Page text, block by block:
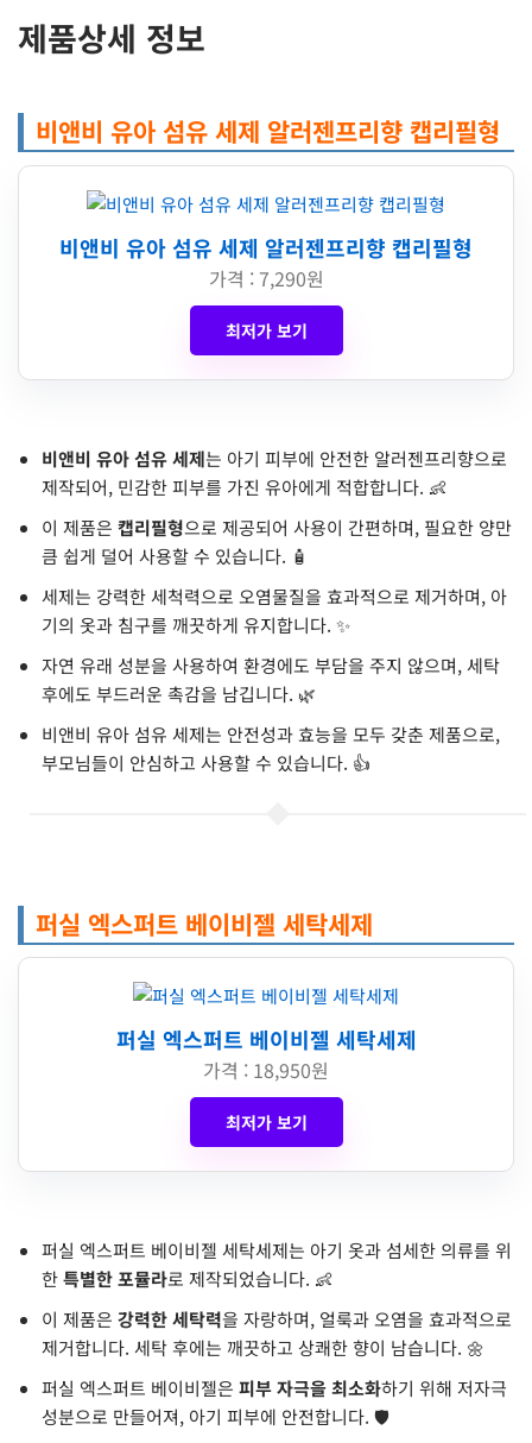
제품상세 정보
비앤비 유아 섬유 세제 알러젠프리향 캡리필형
비앤비 유아 섬유 세제 알러젠프리향 캡리필형
가격 : 7,290원
최저가 보기
비앤비 유아 섬유 세제는 아기 피부에 안전한 알러젠프리향으로
제작되어, 민감한 피부를 가진 유아에게 적합합니다. 👶
이 제품은 캡리필형으로 제공되어 사용이 간편하며, 필요한 양만
큼 쉽게 덜어 사용할 수 있습니다. 🧴
세제는 강력한 세척력으로 오염물질을 효과적으로 제거하며, 아
기의 옷과 침구를 깨끗하게 유지합니다. ✨
자연 유래 성분을 사용하여 환경에도 부담을 주지 않으며, 세탁
후에도 부드러운 촉감을 남깁니다. 🌿
비앤비 유아 섬유 세제는 안전성과 효능을 모두 갖춘 제품으로,
부모님들이 안심하고 사용할 수 있습니다. 👍
퍼실 엑스퍼트 베이비젤 세탁세제
퍼실 엑스퍼트 베이비젤 세탁세제
가격 : 18,950원
최저가 보기
퍼실 엑스퍼트 베이비젤 세탁세제는 아기 옷과 섬세한 의류를 위
한특별한 포뮬라로 제작되었습니다. 👶
이 제품은 강력한 세탁력을 자랑하며, 얼룩과 오염을 효과적으로
제거합니다. 세탁 후에는 깨끗하고 상쾌한 향이 남습니다. 🌼
퍼실 엑스퍼트 베이비젤은 피부 자극을 최소화하기 위해 저자극
성분으로 만들어져, 아기 피부에 안전합니다. 🛡️